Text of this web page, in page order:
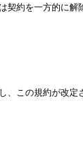
契約を一方的に解
、この規約が改定